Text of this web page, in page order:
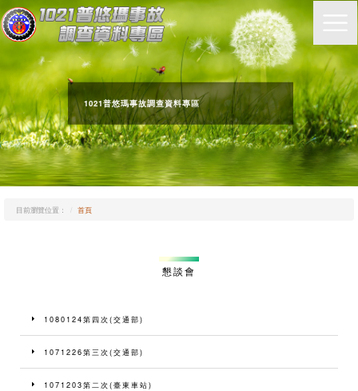
1021普悠瑪事故調查資料專區
目前瀏覽位置： 首頁
懇談會
1080124第四次(交通部)
1071226第三次(交通部)
1071203第二次(臺東車站)